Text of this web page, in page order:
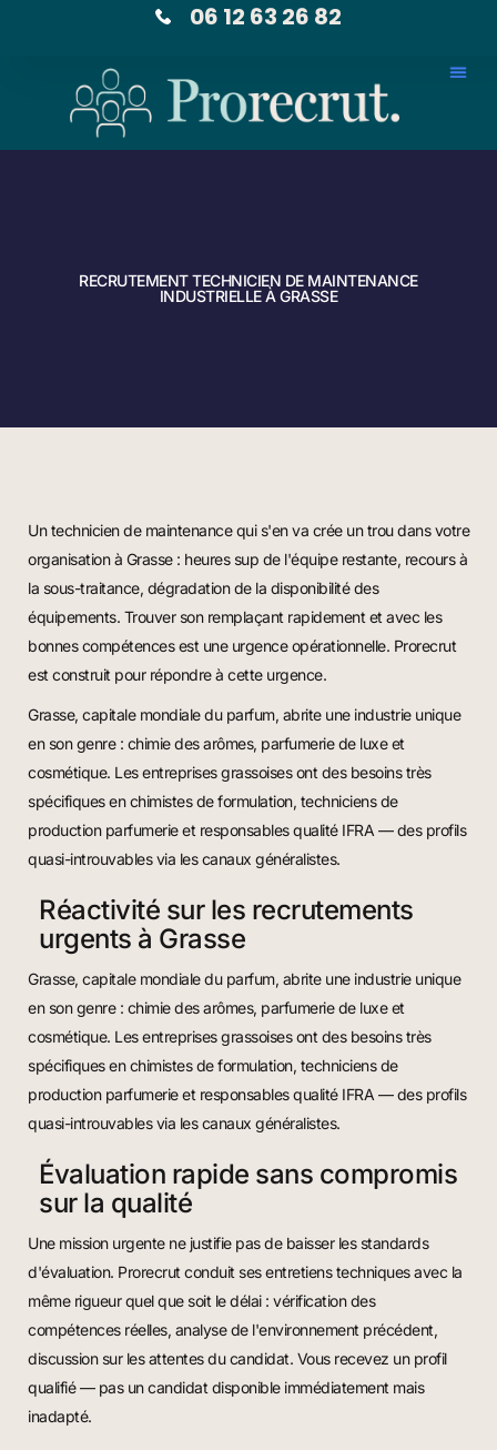
06 12 63 26 82
RECRUTEMENT TECHNICIEN DE MAINTENANCE
INDUSTRIELLE À GRASSE
Un technicien de maintenance qui s'en va crée un trou dans votre
organisation à Grasse : heures sup de l'équipe restante, recours à
la sous-traitance, dégradation de la disponibilité des
équipements. Trouver son remplaçant rapidement et avec les
bonnes compétences est une urgence opérationnelle. Prorecrut
est construit pour répondre à cette urgence.
Grasse, capitale mondiale du parfum, abrite une industrie unique
en son genre : chimie des arômes, parfumerie de luxe et
cosmétique. Les entreprises grassoises ont des besoins très
spécifiques en chimistes de formulation, techniciens de
production parfumerie et responsables qualité IFRA — des profils
quasi-introuvables via les canaux généralistes.
Réactivité sur les recrutements
urgents à Grasse
Grasse, capitale mondiale du parfum, abrite une industrie unique
en son genre : chimie des arômes, parfumerie de luxe et
cosmétique. Les entreprises grassoises ont des besoins très
spécifiques en chimistes de formulation, techniciens de
production parfumerie et responsables qualité IFRA — des profils
quasi-introuvables via les canaux généralistes.
Évaluation rapide sans compromis
sur la qualité
Une mission urgente ne justifie pas de baisser les standards
d'évaluation. Prorecrut conduit ses entretiens techniques avec la
même rigueur quel que soit le délai : vérification des
compétences réelles, analyse de l'environnement précédent,
discussion sur les attentes du candidat. Vous recevez un profil
qualifié — pas un candidat disponible immédiatement mais
inadapté.